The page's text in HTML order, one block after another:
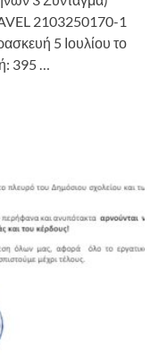
2103250170-1
5 Ιουλίου το
395 …